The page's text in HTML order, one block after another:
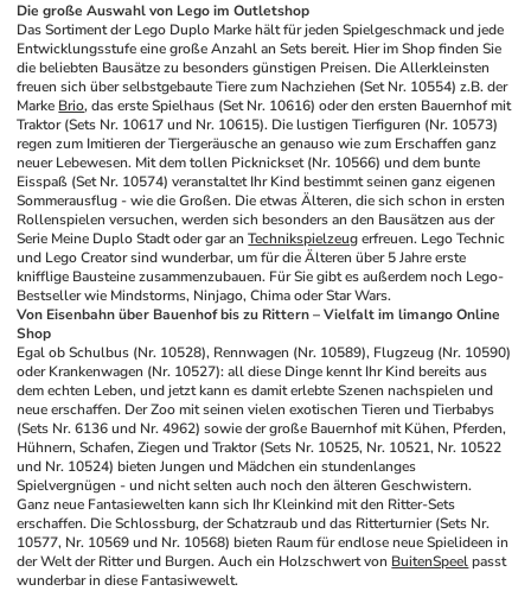
Die große Auswahl von Lego im Outletshop
Das Sortiment der Lego Duplo Marke hält für jeden Spielgeschmack und jede
Entwicklungsstufe eine große Anzahl an Sets bereit. Hier im Shop finden Sie
die beliebten Bausätze zu besonders günstigen Preisen. Die Allerkleinsten
freuen sich über selbstgebaute Tiere zum Nachziehen (Set Nr. 10554) z.B. der
Marke Brio, das erste Spielhaus (Set Nr. 10616) oder den ersten Bauernhof mit
Traktor (Sets Nr. 10617 und Nr. 10615). Die lustigen Tierfiguren (Nr. 10573)
regen zum Imitieren der Tiergeräusche an genauso wie zum Erschaffen ganz
neuer Lebewesen. Mit dem tollen Picknickset (Nr. 10566) und dem bunte
Eisspaß (Set Nr. 10574) veranstaltet Ihr Kind bestimmt seinen ganz eigenen
Sommerausflug - wie die Großen. Die etwas Älteren, die sich schon in ersten
Rollenspielen versuchen, werden sich besonders an den Bausätzen aus der
Serie Meine Duplo Stadt oder gar an Technikspielzeug erfreuen. Lego Technic
und Lego Creator sind wunderbar, um für die Älteren über 5 Jahre erste
knifflige Bausteine zusammenzubauen. Für Sie gibt es außerdem noch Lego-
Bestseller wie Mindstorms, Ninjago, Chima oder Star Wars.
Von Eisenbahn über Bauenhof bis zu Rittern – Vielfalt im limango Online
Shop
Egal ob Schulbus (Nr. 10528), Rennwagen (Nr. 10589), Flugzeug (Nr. 10590)
oder Krankenwagen (Nr. 10527): all diese Dinge kennt Ihr Kind bereits aus
dem echten Leben, und jetzt kann es damit erlebte Szenen nachspielen und
neue erschaffen. Der Zoo mit seinen vielen exotischen Tieren und Tierbabys
(Sets Nr. 6136 und Nr. 4962) sowie der große Bauernhof mit Kühen, Pferden,
Hühnern, Schafen, Ziegen und Traktor (Sets Nr. 10525, Nr. 10521, Nr. 10522
und Nr. 10524) bieten Jungen und Mädchen ein stundenlanges
Spielvergnügen - und nicht selten auch noch den älteren Geschwistern.
Ganz neue Fantasiewelten kann sich Ihr Kleinkind mit den Ritter-Sets
erschaffen. Die Schlossburg, der Schatzraub und das Ritterturnier (Sets Nr.
10577, Nr. 10569 und Nr. 10568) bieten Raum für endlose neue Spielideen in
der Welt der Ritter und Burgen. Auch ein Holzschwert von BuitenSpeel passt
wunderbar in diese Fantasiwewelt.